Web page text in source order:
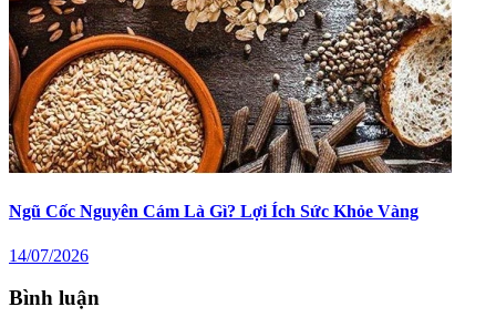
Ngũ Cốc Nguyên Cám Là Gì? Lợi Ích Sức Khỏe Vàng
14/07/2026
Bình luận